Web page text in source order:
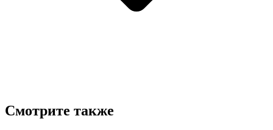
Смотрите также